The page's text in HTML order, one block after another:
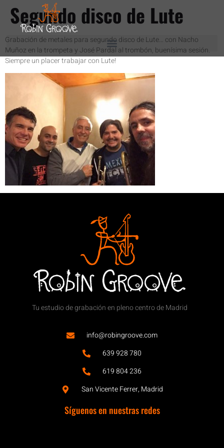
Segundo disco de Lute
Grabación de metales para segundo disco de Lute… con Nacho
Muñoz en la trompeta y José Pardal al trombón, buenísima sesión.
Siempre un placer trabajar con Lute!
Tu estudio de grabación en pleno centro de Madrid
info@robingroove.com
639 928 780
619 804 236
San Vicente Ferrer, Madrid
Síguenos en nuestras redes